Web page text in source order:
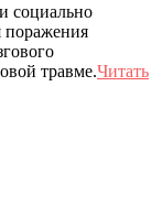
социально
поражения
травме.Читать